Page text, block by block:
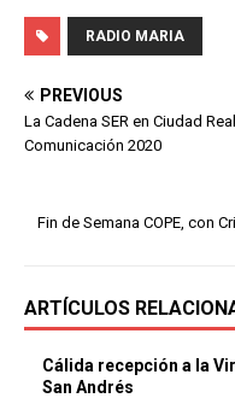
RADIO MARIA
PREVIOUS
La Cadena SER en Ciudad
Comunicación 2020
Fin de Semana COPE, con
ARTÍCULOS
Cálida recepción a la
San Andrés